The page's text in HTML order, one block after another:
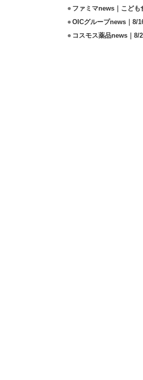
ファミマnews｜こども
OICグループnews｜8/
コスモス薬品news｜8/